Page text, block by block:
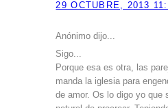
29 OCTUBRE, 2013
Anónimo dijo...
Sigo...
Porque esa es otra, las
manda la iglesia para
de amor. Os lo digo yo que